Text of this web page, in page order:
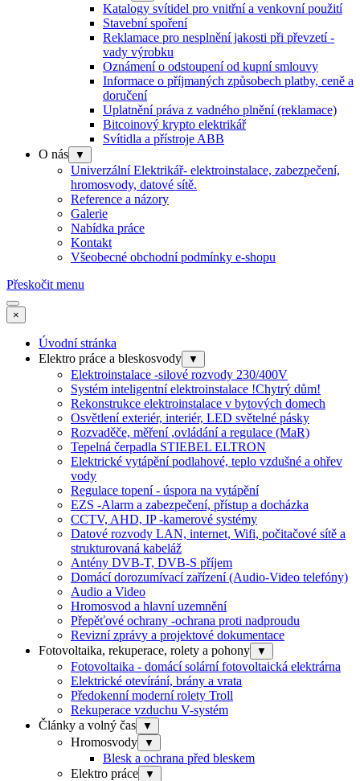
Katalogy svítidel pro vnitřní a venkovní použití
Stavební spoření
Reklamace pro nesplnění jakosti při převzetí -
vady výrobku
Oznámení o odstoupení od kupní smlouvy
Informace o příjmaných způsobech platby, ceně a
doručení
Uplatnění práva z vadného plnění (reklamace)
Bitcoinový krypto elektrikář
Svítidla a přístroje ABB
O nás
▼
Univerzální Elektrikář- elektroinstalace, zabezpečení,
hromosvody, datové sítě.
Reference a názory
Galerie
Nabídka práce
Kontakt
Všeobecné obchodní podmínky e-shopu
Přeskočit menu
×
Úvodní stránka
Elektro práce a bleskosvody
▼
Elektroinstalace -silové rozvody 230/400V
Systém inteligentní elektroinstalace !Chytrý dům!
Rekonstrukce elektroinstalace v bytových domech
Osvětlení exteriér, interiér, LED světelné pásky
Rozvaděče, měření ,ovládání a regulace (MaR)
Tepelná čerpadla STIEBEL ELTRON
Elektrické vytápění podlahové, teplo vzdušné a ohřev
vody
Regulace topení - úspora na vytápění
EZS -Alarm a zabezpečení, přístup a docházka
CCTV, AHD, IP -kamerové systémy
Datové rozvody LAN, internet, Wifi, počitačové sítě a
strukturovaná kabeláž
Antény DVB-T, DVB-S příjem
Domácí dorozumívací zařízení (Audio-Video telefóny)
Audio a Video
Hromosvod a hlavní uzemnění
Přepěťové ochrany -ochrana proti nadproudu
Revizní zprávy a projektové dokumentace
Fotovoltaika, rekuperace, rolety a pohony
▼
Fotovoltaika - domácí solární fotovoltaická elektrárna
Elektrické otevírání, brány a vrata
Předokenní moderní rolety Troll
Rekuperace vzduchu V-systém
Články a volný čas
▼
Hromosvody ▼
Blesk a ochrana před bleskem
Elektro práce
▼